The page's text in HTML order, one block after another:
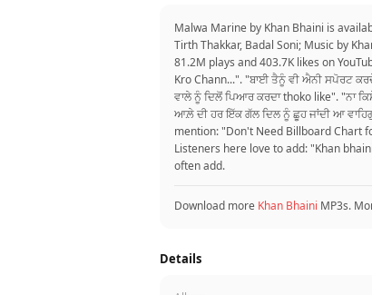
Malwa Marine by Khan Bhaini is
Tirth Thakkar, Badal Soni; Music by
81.2M plays and 403.7K likes on
Kro Chann...". "ਬਾਈ ਤੈਨੂੰ ਵੀ ਐਨੀ ਸਪੋਰਟ
ਵਾਲੇ ਨੂੰ ਦਿਲੋਂ ਪਿਆਰ ਕਰਦਾ thoko like". "ਨਾ
ਆਲ਼ੇ ਦੀ ਹਰ ਇੱਕ ਗੱਲ ਦਿਲ ਨੂੰ ਛੂਹ ਜਾਂਦੀ ਆ
mention: "Don't Need Billboard Chart
Listeners here love to add: "Khan
often add.
Download more Khan Bhaini MP3s.
Details